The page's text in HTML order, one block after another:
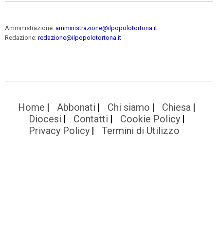
Amministrazione: amministrazione@ilpopolotortona.it
Redazione: redazione@ilpopolotortona.it
Home Abbonati Chi siamo
Chiesa
Diocesi
Contatti
Cookie Policy
Privacy Policy
Termini di Utilizzo